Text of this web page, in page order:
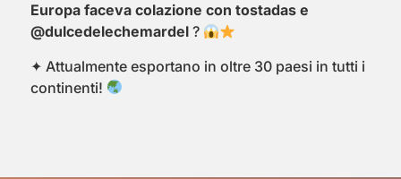
Europa faceva colazione con tostadas e
@‌dulcedelechemardel ?
✦ Attualmente esportano in oltre 30 paesi in tutti i
continenti!